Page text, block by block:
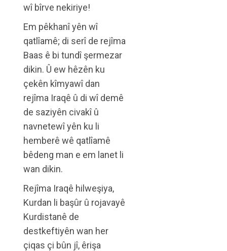
wî bîrve nekiriye!
Em pêkhanî yên wî
qatlîamê; di serî de rejîma
Baas ê bi tundî şermezar
dikin. Û ew hêzên ku
çekên kîmyawî dan
rejîma Iraqê û di wî demê
de saziyên civakî û
navnetewî yên ku li
hemberê wê qatlîamê
bêdeng man e em lanet li
wan dikin.
Rejîma Iraqê hilweşiya,
Kurdan li başûr û rojavayê
Kurdistanê de
destkeftiyên wan her
çiqas çi bûn jî, êrişa